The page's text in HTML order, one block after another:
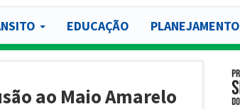
EDUCAÇÃO PLANEJAMENTO
ao Maio Amarelo